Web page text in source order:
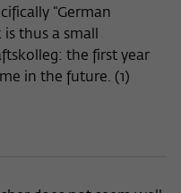
“German
thus a small
the first year
in the future. (1)